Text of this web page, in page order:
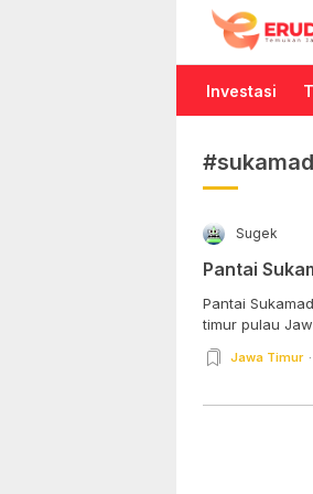
Erudisi
Temukan
Investasi
Sugek
Pantai
Pantai
timur pulau
Jawa Timur